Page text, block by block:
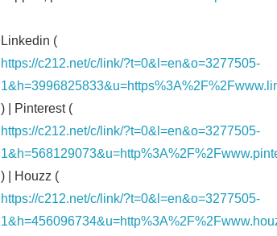
Linkedin (
https://c212.net/c/link/?t=0&l=en&o=3277505-
) | Pinterest (
https://c212.net/c/link/?t=0&l=en&o=3277505-
) | Houzz (
https://c212.net/c/link/?t=0&l=en&o=3277505-